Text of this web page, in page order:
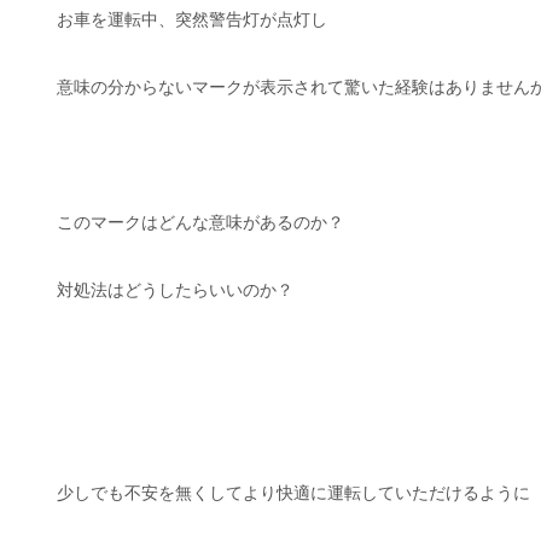
お車を運転中、突然警告灯が点灯し
意味の分からないマークが表示されて驚いた経験はありません
このマークはどんな意味があるのか？
対処法はどうしたらいいのか？
少しでも不安を無くしてより快適に運転していただけるように